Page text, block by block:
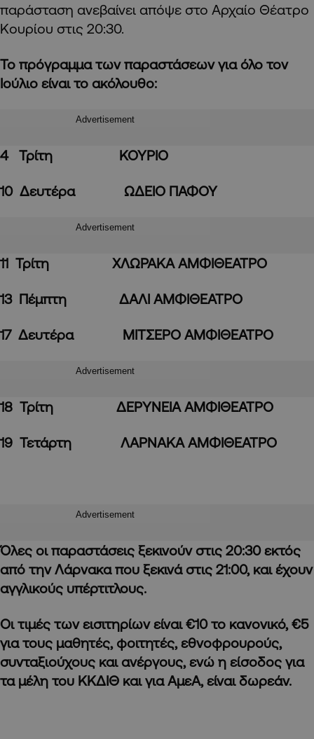
παράσταση ανεβαίνει απόψε στο Αρχαίο Θέατρο
Κουρίου στις 20:30.
Το πρόγραμμα των παραστάσεων για όλο τον
Ιούλιο είναι το ακόλουθο:
Advertisement
4 Τρίτη ΚΟΥΡΙΟ
10 Δευτέρα ΩΔΕΙΟ ΠΑΦΟΥ
Advertisement
11 Τρίτη ΧΛΩΡΑΚΑ ΑΜΦΙΘΕΑΤΡΟ
13 Πέμπτη ΔΑΛΙ ΑΜΦΙΘΕΑΤΡΟ
17 Δευτέρα ΜΙΤΣΕΡΟ ΑΜΦΙΘΕΑΤΡΟ
Advertisement
18 Τρίτη ΔΕΡΥΝΕΙΑ ΑΜΦΙΘΕΑΤΡΟ
19 Τετάρτη ΛΑΡΝΑΚΑ ΑΜΦΙΘΕΑΤΡΟ
Advertisement
Όλες οι παραστάσεις ξεκινούν στις 20:30 εκτός
από την Λάρνακα που ξεκινά στις 21:00, και έχουν
αγγλικούς υπέρτιτλους.
Οι τιμές των εισιτηρίων είναι €10 το κανονικό, €5
για τους μαθητές, φοιτητές, εθνοφρουρούς,
συνταξιούχους και ανέργους, ενώ η είσοδος για
τα μέλη του ΚΚΔΙΘ και για ΑμεΑ, είναι δωρεάν.